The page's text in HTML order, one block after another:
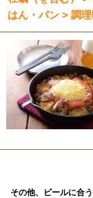
はん・パン > 調
その他、ビールに合